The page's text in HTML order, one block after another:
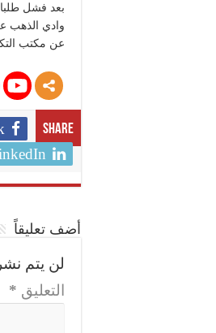
بعد فشل
وادي الذهب على مساحة تفوق
عن مكتب
Share
أضف تعليقاً
لن يتم
التعليق *